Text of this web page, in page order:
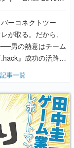
めよう【PR】
ーコネクトツー
が取る。だから、
男の熱意はチーム
』成功の活路を
山 洋に流れる血は
た【若ゲのいた
事一覧